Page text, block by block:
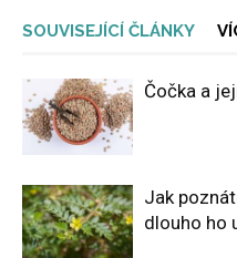
SOUVISEJÍCÍ ČLÁNKY
Čočka a
Jak
dlouho ho